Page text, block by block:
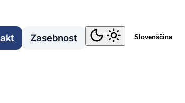
Zasebnost Slovenščina